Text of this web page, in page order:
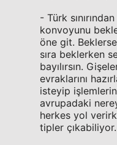
- Türk
konvoyunu
öne git.
sıra beklerken
bayılırsın.
evraklarını
isteyip
avrupadaki
herkes yol
tipler